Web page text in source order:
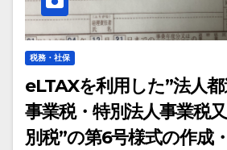
税務・社保
eLTAXを利用した”法人都
事業税・特別法人事業税
別税”の第6号様式の作成